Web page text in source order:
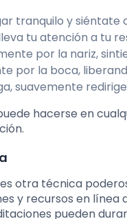
tranquilo y siéntate
tu atención a tu
por la nariz,
por la boca,
suavemente
hacerse en
otra técnica
y recursos en
pueden